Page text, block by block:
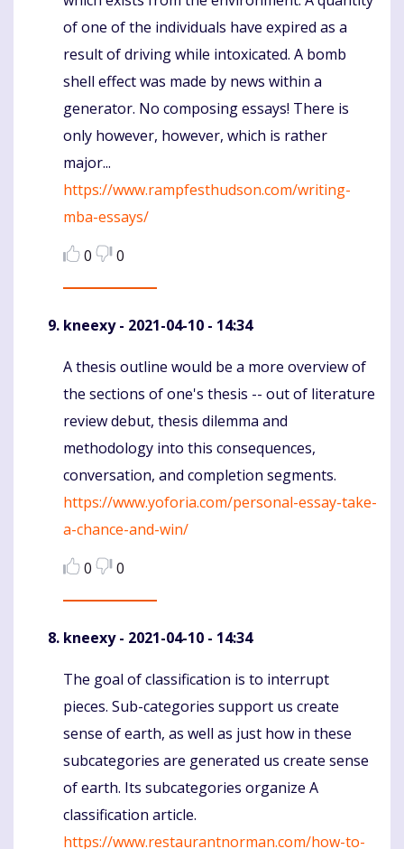
of one of the individuals have expired as a
result of driving while intoxicated. A bomb
shell effect was made by news within a
generator. No composing essays! There is
only however, however, which is rather
major...
https://www.rampfesthudson.com/writing-
mba-essays/
0
0
kneexy- 2021-04-10 - 14:34
Komentaras
A thesis outline would be a more overview of
the sections of one's thesis -- out of literature
review debut, thesis dilemma and
methodology into this consequences,
conversation, and completion segments.
https://www.yoforia.com/personal-essay-take-
a-chance-and-win/
0
0
kneexy- 2021-04-10 - 14:34
Komentaras
The goal of classification is to interrupt
pieces. Sub-categories support us create
sense of earth, as well as just how in these
subcategories are generated us create sense
of earth. Its subcategories organize A
classification article.
https://www.restaurantnorman.com/how-to-